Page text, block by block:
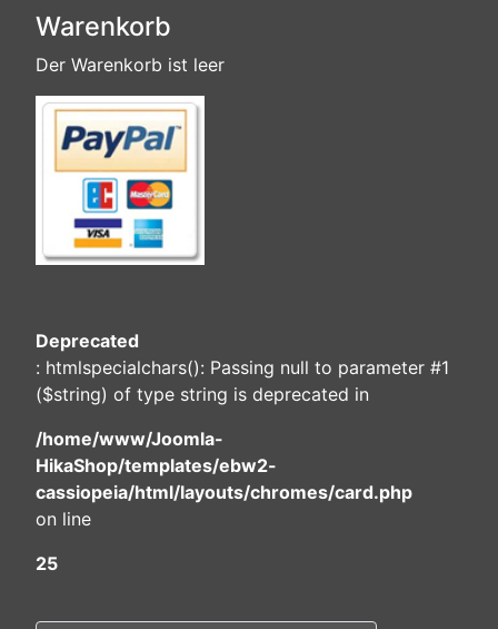
Warenkorb
Der Warenkorb ist leer
Deprecated
: htmlspecialchars(): Passing null to parameter #1
($string) of type string is deprecated in
/home/www/Joomla-
HikaShop/templates/ebw2-
cassiopeia/html/layouts/chromes/card.php
on line
25